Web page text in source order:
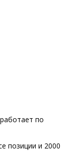
по
позиции и 2000